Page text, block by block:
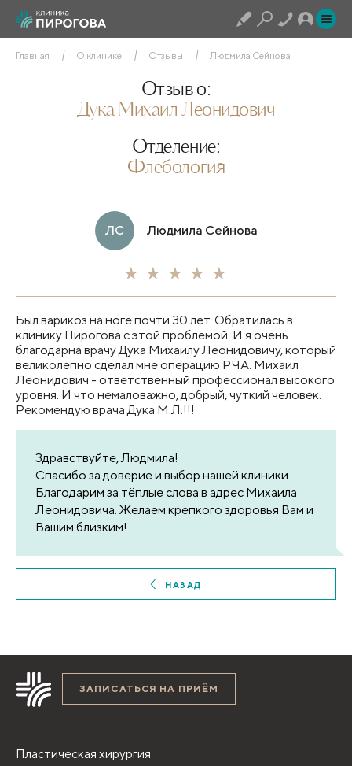
Главная О клинике Отзывы Людмила Сейнова
Отзыв о:
Дука Михаил Леонидович
Отделение:
Флебология
ЛС Людмила Сейнова
Был варикоз на ноге почти 30 лет. Обратилась в
клинику Пирогова с этой проблемой. И я очень
благодарна врачу Дука Михаилу Леонидовичу, который
великолепно сделал мне операцию РЧА. Михаил
Леонидович - ответственный профессионал высокого
уровня. И что немаловажно, добрый, чуткий человек.
Рекомендую врача Дука М.Л.!!!
Здравствуйте, Людмила!
Спасибо за доверие и выбор нашей клиники.
Благодарим за тёплые слова в адрес Михаила
Леонидовича. Желаем крепкого здоровья Вам и
Вашим близким!
НАЗАД
ЗАПИСАТЬСЯ НА ПРИЁМ
Пластическая хирургия